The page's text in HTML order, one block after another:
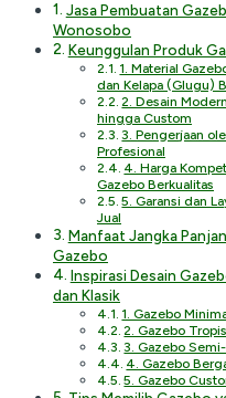
Jasa Pembuatan
Wonosobo
Keunggulan Produk
1. Material
dan Kelapa (Glugu)
2. Desain
hingga Custom
3. Pengerjaan
Profesional
4. Harga
Gazebo Berkualitas
5. Garansi dan
Jual
Manfaat Jangka
Gazebo
Inspirasi Desain
dan Klasik
1. Gazebo
2. Gazebo
3. Gazebo
4. Gazebo
5. Gazebo